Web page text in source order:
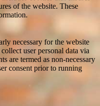
of the website. These
necessary for the website
user personal data via
are termed as non-necessary
consent prior to running